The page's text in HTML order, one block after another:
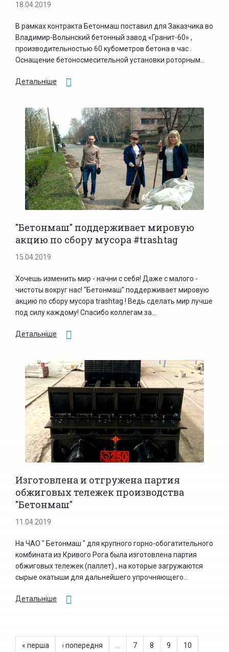
18.04.2019
В рамках контракта Бетонмаш поставил для Заказчика во
Владимир-Волынский бетонный завод «Гранит-60» ,
производительностью 60 кубометров бетона в час .
Оснащение бетоносмесительной установки роторным...
Детальніше
"Бетонмаш" поддерживает мировую
акцию по сбору мусора #trashtag
15.04.2019
Хочешь изменить мир - начни с себя! Даже с малого -
чистоты вокруг нас! "Бетонмаш" поддерживает мировую
акцию по сбору мусора trashtag ! Ведь сделать мир лучше
под силу каждому! Спасибо коллегам за...
Детальніше
Изготовлена и отгружена партия
обжиговых тележек производства
"Бетонмаш"
11.04.2019
На ЧАО " Бетонмаш " для крупного горно-обогатительного
комбината из Кривого Рога была изготовлена партия
обжиговых тележек (паллет) , на которые загружаются
сырые окатыши для дальнейшего упрочняющего...
Детальніше
« перша ‹ попередня 7 8 9 10